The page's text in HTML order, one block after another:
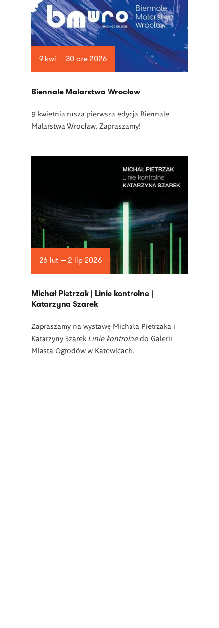
9 kwi — 30 cze 2026
Biennale Malarstwa Wrocław
9 kwietnia rusza pierwsza edycja Biennale
Malarstwa Wrocław. Zapraszamy!
26 lut — 2 lip 2026
Michał Pietrzak | Linie kontrolne |
Katarzyna Szarek
Zapraszamy na wystawę Michała Pietrzaka i
Katarzyny Szarek Linie kontrolnedo Galerii
Miasta Ogrodów w Katowicach.